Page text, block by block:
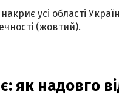
усі області
(жовтий).
як надовго